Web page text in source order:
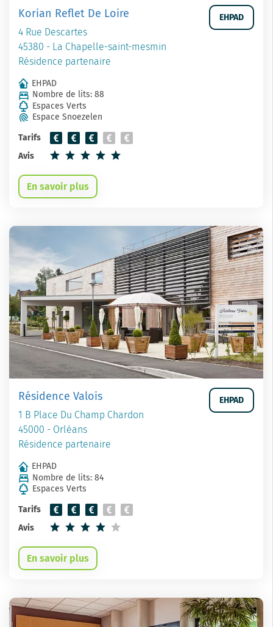
Korian Reflet De Loire
4 Rue Descartes
45380 - La Chapelle-saint-mesmin
Résidence partenaire
EHPAD
EHPAD
Nombre de lits: 88
Espaces Verts
Espace Snoezelen
Tarifs
Avis
En savoir plus
Résidence Valois
1 B Place Du Champ Chardon
45000 - Orléans
Résidence partenaire
EHPAD
EHPAD
Nombre de lits: 84
Espaces Verts
Tarifs
Avis
En savoir plus